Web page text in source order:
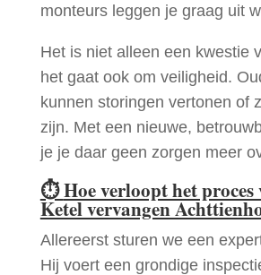
monteurs leggen je graag uit
Het is niet alleen een kwestie
het gaat ook om veiligheid.
kunnen storingen vertonen of
zijn. Met een nieuwe,
je je daar geen zorgen meer
⏱Hoe verloopt het
Ketel vervangen
Allereerst sturen we een
Hij voert een grondige